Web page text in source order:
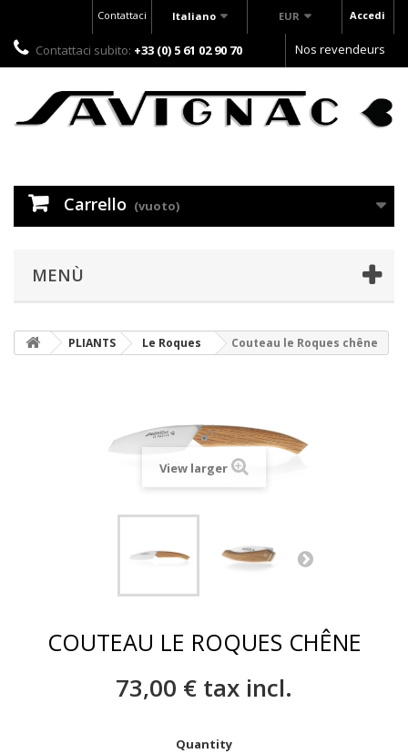
Accedi
EUR
Italiano
Contattaci
Contattaci subito: +33 (0) 5 61 02 90 70 Nos revendeurs
Carrello (vuoto)
MENÙ
PLIANTS Le Roques Couteau le Roques chêne
View larger
COUTEAU LE ROQUES CHÊNE
73,00 € tax incl.
Quantity